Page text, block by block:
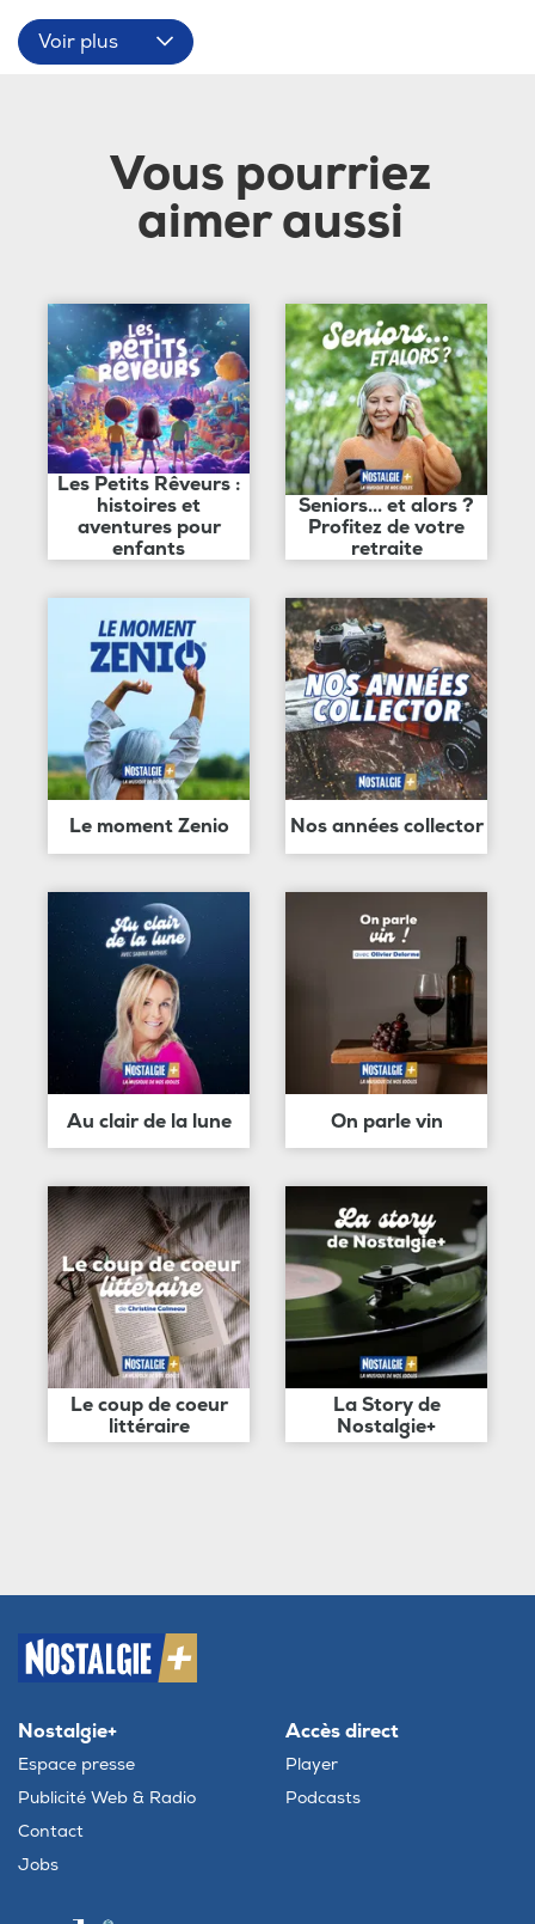
Voir plus
Vous pourriez
aimer aussi
Les Petits Rêveurs :
histoires et
aventures pour
enfants
Seniors... et alors ?
Profitez de votre
retraite
Le moment Zenio Nos années collector
Au clair de la lune On parle vin
Le coup de coeur
littéraire
La Story de
Nostalgie+
Nostalgie+
Espace presse
Publicité Web & Radio
Contact
Jobs
Accès direct
Player
Podcasts